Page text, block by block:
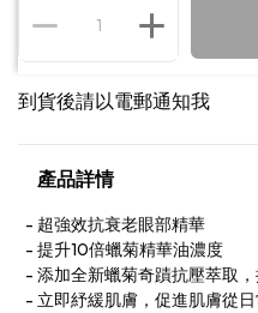
到貨後請以電郵通知我
產品詳情
超強效抗衰老眼部精華
提升10倍蠟菊精華油濃度
添加全新蠟菊奇蹟抗壓萃取
立即紓緩肌膚，促進肌膚從